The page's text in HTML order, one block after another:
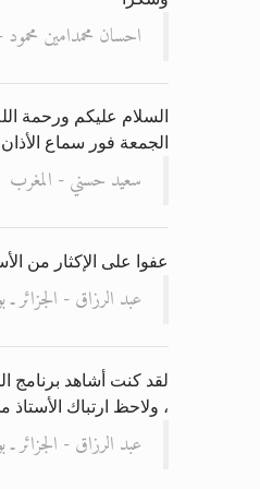
احسان محمدامين
السلام عليكم ورحمة
الجمعة فور سماع
سعيد حسني - المغرب
عفوا على الإكثار من
عبد الرزاق - الجزائر
لقد كنت أشاهد برنامج
، ولاحظ ارتباك
عبد الرزاق - الجزائر